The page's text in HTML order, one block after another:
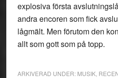
explosiva första
andra encoren som fick
lågmält. Men förutom den
allt som gott som på topp.
ARKIVERAD UNDER: MUSIK,